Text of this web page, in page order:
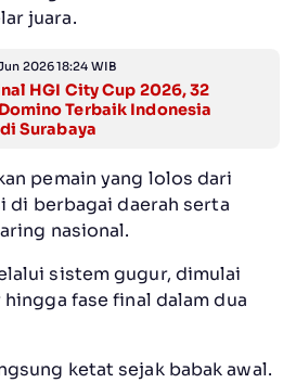
juara.
2026 18:24 WIB
HGI City Cup 2026, 32
Terbaik Indonesia
Surabaya
pemain yang lolos dari
di berbagai daerah serta
nasional.
sistem gugur, dimulai
fase final dalam dua
ketat sejak babak awal.